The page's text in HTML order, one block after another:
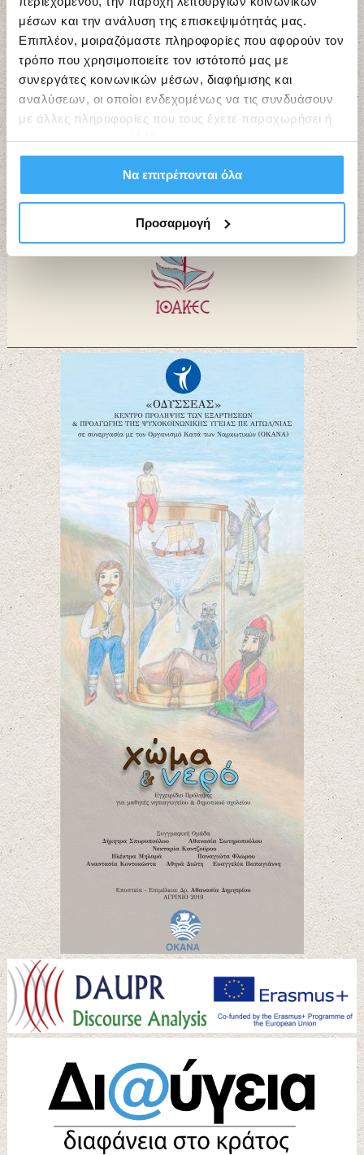
μέσων και την ανάλυση της επισκεψιμότητάς μας.
Επιπλέον, μοιραζόμαστε πληροφορίες που αφορούν τον
τρόπο που χρησιμοποιείτε τον ιστότοπό μας με
συνεργάτες κοινωνικών μέσων, διαφήμισης και
αναλύσεων, οι οποίοι ενδεχομένως να τις συνδυάσουν
με άλλες πληροφορίες που τους έχετε παραχωρήσει ή
τις οποίες έχουν συλλέξει σε σχέση με την από μέρους
σας χρήση των υπηρεσιών τους.
Να επιτρέπονται όλα
Προσαρμογή
Εργαστήρια Τέχνης “ΙΘΑΚΕΣ”